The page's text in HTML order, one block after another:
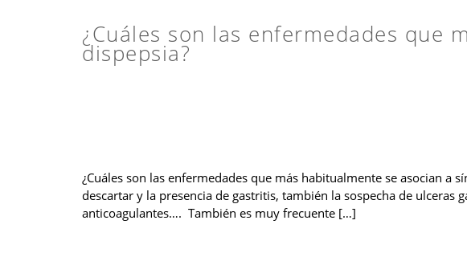
¿Cuáles son las enfermedades que
dispepsia?
¿Cuáles son las enfermedades que más habitualmente se asocian
descartar y la presencia de gastritis, también la sospecha de ulceras
anticoagulantes…. También es muy frecuente […]